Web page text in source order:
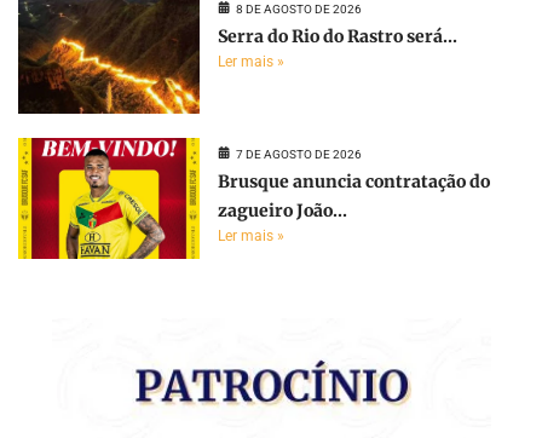
8 DE AGOSTO DE 2026
Serra do Rio do Rastro será...
Ler mais »
7 DE AGOSTO DE 2026
Brusque anuncia contratação do
zagueiro João...
Ler mais »